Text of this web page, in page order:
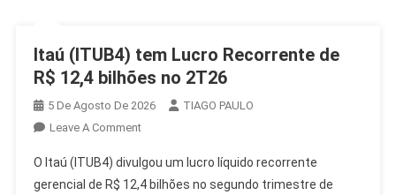
Itaú (ITUB4) tem Lucro Recorrente de
R$ 12,4 bilhões no 2T26
5 De Agosto De 2026
TIAGO PAULO
Leave A CommentOn
(ITUB4)
Tem
O Itaú (ITUB4) divulgou um lucro líquido recorrente
gerencial de R$ 12,4 bilhões no segundo trimestre de